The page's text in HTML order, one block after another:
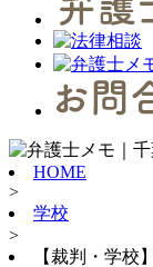
HOME
>
学校
>
【裁判・学校